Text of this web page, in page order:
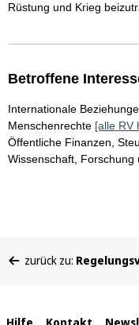
Rüstung und Krieg
Betroffene
Internationale
Menschenrechte [alle RV
Öffentliche Finanzen,
Wissenschaft, Forschung
befinden
zurück zu: